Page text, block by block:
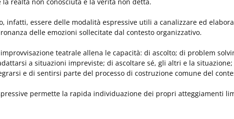
infatti, essere delle modalità espressive utili a canalizzare ed
delle emozioni sollecitate dal contesto organizzativo.
teatrale allena le capacità: di ascolto; di problem
a situazioni impreviste; di ascoltare sé, gli altri e la
e di sentirsi parte del processo di costruzione comune del
permette la rapida individuazione dei propri atteggiamenti